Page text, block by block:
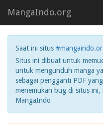
MangaIndo.org
Saat ini situs
Situs ini dibuat untuk
untuk mengunduh manga
sebagai pengganti PDF
menemukan bug di situs
MangaIndo